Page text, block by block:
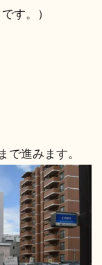
す。）
で進みます。